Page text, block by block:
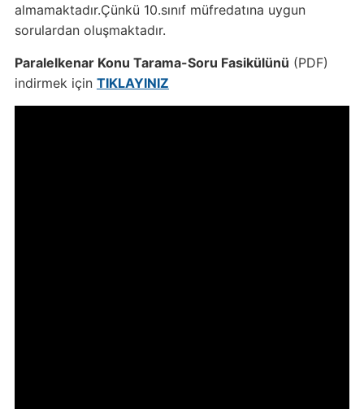
almamaktadır.Çünkü 10.sınıf müfredatına uygun
sorulardan oluşmaktadır.
Paralelkenar Konu Tarama-Soru Fasikülünü (PDF)
indirmek için TIKLAYINIZ